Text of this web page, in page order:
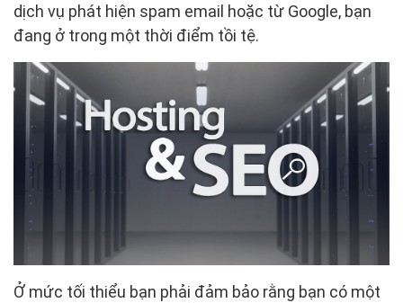
dịch vụ phát hiện spam email hoặc từ Google, bạn
đang ở trong một thời điểm tồi tệ.
Ở mức tối thiểu bạn phải đảm bảo rằng bạn có một